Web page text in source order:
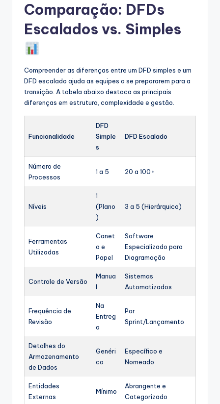
Comparação: DFDs
Escalados vs. Simples
Compreender as diferenças entre um DFD simples e um
DFD escalado ajuda as equipes a se prepararem para a
transição. A tabela abaixo destaca as principais
diferenças em estrutura, complexidade e gestão.
Funcionalidade
DFD
Simple
s
DFD Escalado
Número de
Processos
1 a 5 20 a 100+
Níveis
1
(Plano
)
3 a 5 (Hierárquico)
Ferramentas
Utilizadas
Canet
a e
Papel
Software
Especializado para
Diagramação
Controle de Versão
Manua
l
Sistemas
Automatizados
Frequência de
Revisão
Na
Entreg
a
Por
Sprint/Lançamento
Detalhes do
Armazenamento
de Dados
Genéri
co
Específico e
Nomeado
Entidades
Externas
Mínimo
Abrangente e
Categorizado